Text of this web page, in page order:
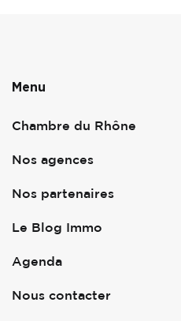
Menu
Chambre du Rhône
Nos agences
Nos partenaires
Le Blog Immo
Agenda
Nous contacter